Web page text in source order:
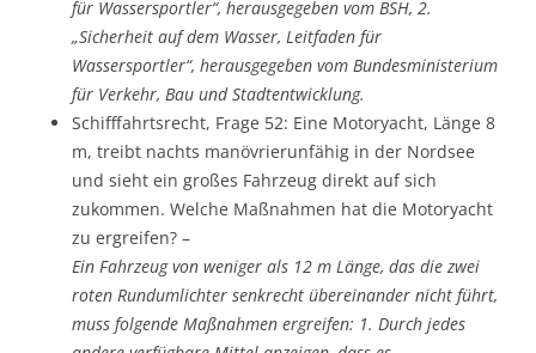
für Wassersportler“, herausgegeben vom BSH, 2.
„Sicherheit auf dem Wasser, Leitfaden für
Wassersportler“, herausgegeben vom Bundesministerium
für Verkehr, Bau und Stadtentwicklung.
Schifffahrtsrecht, Frage 52: Eine Motoryacht, Länge 8
m, treibt nachts manövrierunfähig in der Nordsee
und sieht ein großes Fahrzeug direkt auf sich
zukommen. Welche Maßnahmen hat die Motoryacht
zu ergreifen? –
Ein Fahrzeug von weniger als 12 m Länge, das die zwei
roten Rundumlichter senkrecht übereinander nicht führt,
muss folgende Maßnahmen ergreifen: 1. Durch jedes